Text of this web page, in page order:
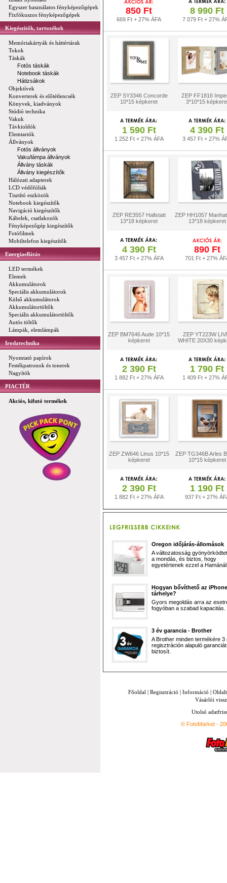
Egyszer használatos fényképezőgépek
Fixfókuszos fényképezőgépek
Kiegészítők, tartozékok
Memóriakártyák és háttértárak
Tokok
Táskák
Fotós táskák
Notebook táskák
Hátizsákok
Objektívek
Konverterek és előtétlencsék
Könyvek, kiadványok
Stúdió technika
Vakuk
Távkioldók
Elemtartók
Állványok
Fotós állványok
Vaku/lámpa állványok
Állvány táskák
Állvány kiegészítők
Hálózati adapterek
LCD védőfóliák
Tisztító eszközök
Notebook kiegészítők
Navigáció kiegészítők
Kábelek, csatlakozók
Fényképezőgép kiegészítők
Fotófilmek
Mobiltelefon kiegészítők
Energiaellátás
LED termékek
Elemek
Akkumulátorok
Speciális akkumulátorok
Külső akkumulátorok
Akkumulátortöltők
Speciális akkumulátortöltők
Autós töltők
Lámpák, elemlámpák
Irodatechnika
Nyomtató papírok
Festékpatronok és tonerek
Nagyítók
PIACTÉR
Akciós, kifutó termékek
850 Ft
669 Ft + 27% ÁFA
8 990 Ft
7 079 Ft + 27%
ZEP SY3346 Concorde
10*15 képkeret
ZEP FF1816
3*10*15
1 590 Ft
1 252 Ft + 27% ÁFA
4 390 Ft
3 457 Ft + 27%
ZEP RE3557 Hallstatt
13*18 képkeret
ZEP HH1057
13*18 képkeret
4 390 Ft
3 457 Ft + 27% ÁFA
890 Ft
701 Ft + 27%
ZEP BM7646 Aude 10*15
képkeret
ZEP YT223W
WHITE 20X30
2 390 Ft
1 882 Ft + 27% ÁFA
1 790 Ft
1 409 Ft + 27%
ZEP ZW646 Linus 10*15
képkeret
ZEP TG346B Arles
10*15 képkeret
2 390 Ft
1 882 Ft + 27% ÁFA
1 190 Ft
937 Ft + 27%
Oregon időjárás-állomások
A változatosság
a mondás, és biztos, hogy
egyetértenek ezzel a
Hogyan bővíthető az iPhone
tárhelye?
Gyors megoldás arra az
fogyóban a szabad kapacitás.
3 év garancia - Brother
A Brother minden termékére 3
regisztráción alapuló garanciát
biztosít.
Főoldal | Regisztráció | Információ |
Vásárlói
Utolsó
© FotoMarket -